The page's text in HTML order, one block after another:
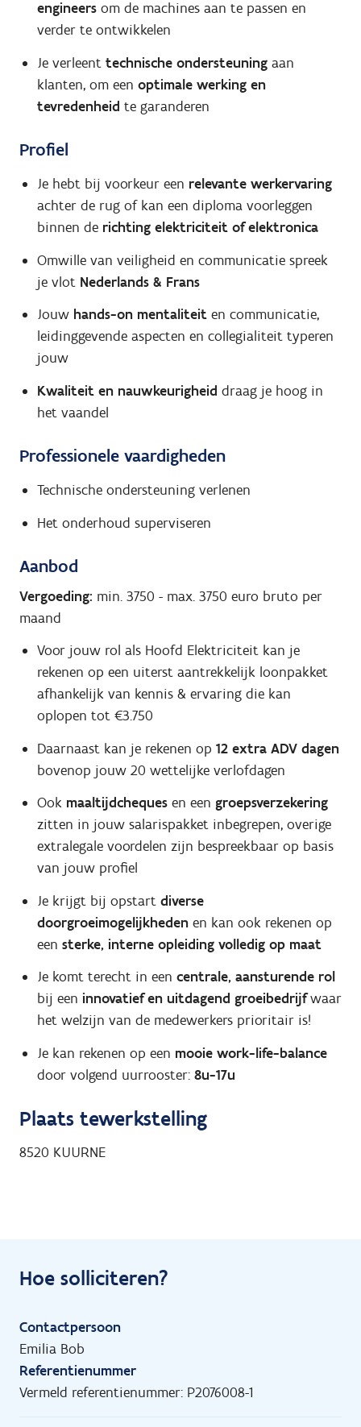
engineersom de machines aan te passen en
verder te ontwikkelen
Je verleent technische ondersteuningaan
klanten, om een optimale werking en
tevredenheid te garanderen
Profiel
Je hebt bij voorkeur een relevante werkervaring
achter de rug of kan een diploma voorleggen
binnen de richting elektriciteit of elektronica
Omwille van veiligheid en communicatie spreek
je vlot Nederlands & Frans
Jouw hands-on mentaliteiten communicatie,
leidinggevende aspecten en collegialiteit typeren
jouw
Kwaliteit en nauwkeurigheid draag je hoog in
het vaandel
Professionele vaardigheden
Technische ondersteuning verlenen
Het onderhoud superviseren
Aanbod
Vergoeding: min. 3750 - max. 3750 euro bruto per
maand
Voor jouw rol als Hoofd Elektriciteit kan je
rekenen op een uiterst aantrekkelijk loonpakket
afhankelijk van kennis & ervaring die kan
oplopen tot €3.750
Daarnaast kan je rekenen op 12 extra ADV dagen
bovenop jouw 20 wettelijke verlofdagen
Ook maaltijdchequesen een groepsverzekering
zitten in jouw salarispakket inbegrepen, overige
extralegale voordelen zijn bespreekbaar op basis
van jouw profiel
Je krijgt bij opstart diverse
doorgroeimogelijkhedenen kan ook rekenen op
een sterke, interne opleiding volledig op maat
Je komt terecht in een centrale, aansturende rol
bij een innovatief en uitdagend groeibedrijfwaar
het welzijn van de medewerkers prioritair is!
Je kan rekenen op een mooie work-life-balance
door volgend uurrooster: 8u-17u
Plaats tewerkstelling
8520 KUURNE
Hoe solliciteren?
Contactpersoon
Emilia Bob
Referentienummer
Vermeld referentienummer: P2076008-1